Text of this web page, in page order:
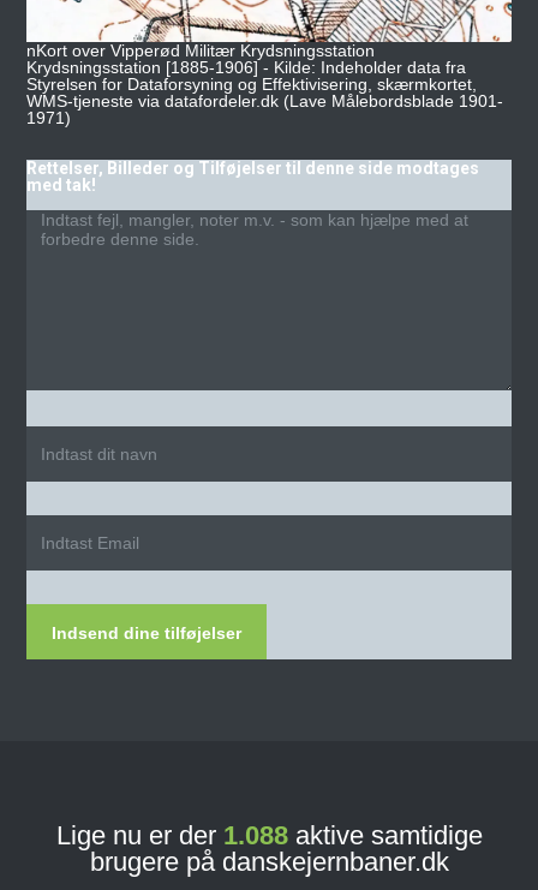
nKort over Vipperød Militær Krydsningsstation
Krydsningsstation [1885-1906] - Kilde: Indeholder data fra
Styrelsen for Dataforsyning og Effektivisering, skærmkortet,
WMS-tjeneste via datafordeler.dk (Lave Målebordsblade 1901-
1971)
Rettelser, Billeder og Tilføjelser til denne side modtages
med tak!
Indsend dine tilføjelser
Lige nu er der 1.088aktive samtidige
brugere på danskejernbaner.dk